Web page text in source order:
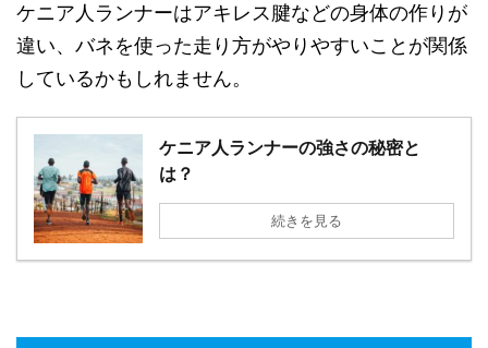
ケニア人ランナーはアキレス腱などの身体の作りが
違い、バネを使った走り方がやりやすいことが関係
しているかもしれません。
ケニア人ランナーの強さの秘密と
は？
続きを見る